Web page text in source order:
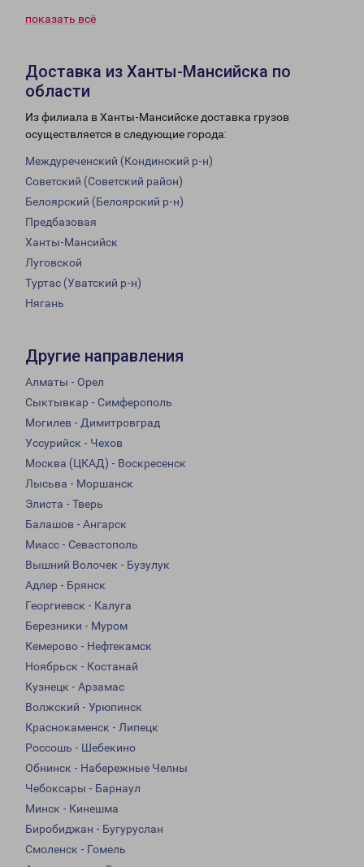
показать всё
Доставка из Ханты-Мансийска по
области
Из филиала в Ханты-Мансийске доставка грузов
осуществляется в следующие города:
Междуреченский (Кондинский р-н)
Советский (Советский район)
Белоярский (Белоярский р-н)
Предбазовая
Ханты-Мансийск
Луговской
Туртас (Уватский р-н)
Нягань
Другие направления
Алматы - Орел
Сыктывкар - Симферополь
Могилев - Димитровград
Уссурийск - Чехов
Москва (ЦКАД) - Воскресенск
Лысьва - Моршанск
Элиста - Тверь
Балашов - Ангарск
Миасс - Севастополь
Вышний Волочек - Бузулук
Адлер - Брянск
Георгиевск - Калуга
Березники - Муром
Кемерово - Нефтекамск
Ноябрьск - Костанай
Кузнецк - Арзамас
Волжский - Урюпинск
Краснокаменск - Липецк
Россошь - Шебекино
Обнинск - Набережные Челны
Чебоксары - Барнаул
Минск - Кинешма
Биробиджан - Бугуруслан
Смоленск - Гомель